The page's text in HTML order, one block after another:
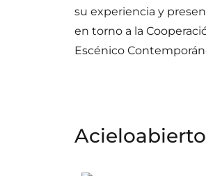
su experiencia y
en torno a la
Escénico